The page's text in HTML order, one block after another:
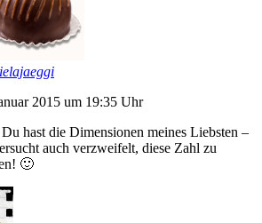
2015 um 19:35 Uhr
hast die Dimensionen meines Liebsten –
auch verzweifelt, diese Zahl zu
🙂